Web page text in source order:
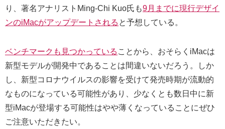
り、著名アナリストMing-Chi Kuo氏も9月までに現行デザイ
ンのiMacがアップデートされる と予想している。
ベンチマークも見つかっている ことから、おそらくiMacは
新型モデルが開発中であることは間違いないだろう。しか
し、新型コロナウイルスの影響を受けて発売時期が流動的
なものになっている可能性があり、少なくとも数日中に新
型iMacが登場する可能性はやや薄くなっていることにぜひ
ご注意いただきたい。